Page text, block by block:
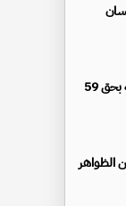
نائب يسجل قضايا جرائم إلكترونية بحق 59
الظواهر